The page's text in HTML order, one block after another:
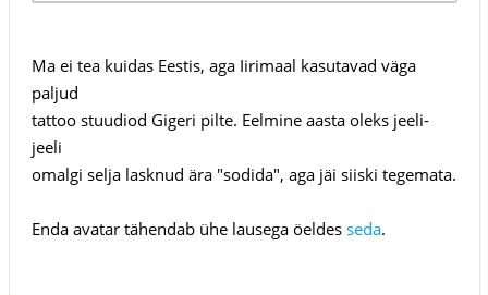
Ma ei tea kuidas Eestis, aga Iirimaal kasutavad väga
paljud
tattoo stuudiod Gigeri pilte. Eelmine aasta oleks jeeli-
jeeli
omalgi selja lasknud ära "sodida", aga jäi siiski tegemata.
Enda avatar tähendab ühe lausega öeldes seda.